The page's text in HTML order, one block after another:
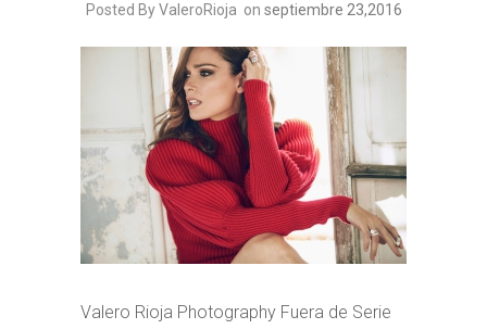
Posted By ValeroRioja on septiembre 23,2016
Valero Rioja Photography Fuera de Serie